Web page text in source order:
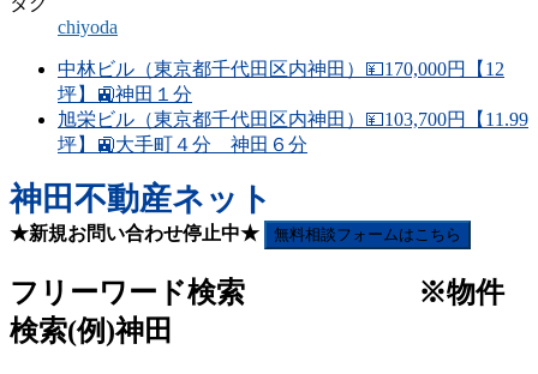
chiyoda
中林ビル（東京都千代田区内神田）💴170,000円【12
坪】🚉神田１分
旭栄ビル（東京都千代田区内神田）💴103,700円【11.99
坪】🚉大手町４分 神田６分
神田不動産ネット
★新規お問い合わせ停止中★ 無料相談フォームはこちら
フリーワード検索 ※物件
検索(例)神田